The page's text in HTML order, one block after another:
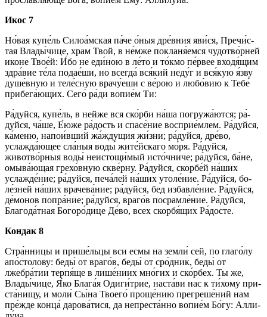
Икос 7
Но́вая ку­пе́ль Силоа́мская па́­че о́ныя дре́вния яви́­ся, Пре­чи́с­
тая Вла­ды́­чи­це, храм Твой, в не́м­же покланя́емся чудотво́рней
ико­не Тво­е́й: И́бо не еди́ною в ле́то и то́кмо пе́рвее входя́щим
здра́­вие те́­ла подае́ши, но всег­да́ вся́кий не­ду́г и вся́­кую я́зву
ду­ше́в­ную и теле́сную врачу́еши с ве́­рою и лю­бо́­вию к Те­бе́
при­бе­га́ю­щих. Се­го́ ра́­ди во­пи­е́м Ти:
Ра́­дуй­ся, ку­пе́ль, в ней­же вся ско́р­би на́­ша погружа́ются; ра́­
дуй­ся, ча́ше, Е́ю­же ра́­дость и спа­се́­ние восприе́млем. Ра́­дуй­ся,
ка́­ме­ню, напои́вший жа́ждущия жи́з­ни; ра́­дуй­ся, дре́­во,
услажда́ющее сла́ныя воды́ жите́йскаго мо́ря. Ра́­дуй­ся,
животво́рныя воды́ не­ис­то­щи́­мый ис­то́ч­ни­че; ра́­дуй­ся, ба́­не,
омы­ва́ю­щая грехо́вную скве́рну. Ра́­дуй­ся, скор­бе́й на́­ших
услаж­де́­ние; ра́­дуй­ся, пе­ча́­лей на́­ших утоле́ние. Ра́­дуй­ся, бо­
ле́з­ней на́­ших врачева́ние; ра́­дуй­ся, бед из­бав­ле́­ние. Ра́­дуй­ся,
де́монов попра́ние; ра́­дуй­ся, вра­го́в посрамле́ние. Ра́­дуй­ся,
Бла­го­да́т­ная Бо­го­ро́­ди­це Де́­во, всех скор­бя́­щих Ра́­дос­те.
Кондак 8
Стра́нницы и прише́льцы вси ес­мы на зем­ли́ сей, по глаго́лу
апо́столову: бе­ды́ от вра­го́в, бе­ды́ от сро́дник, бе­ды́ от
лжебра́тии тер­пя́­ще в лише́ниих мно́гих и ско́р­бех. Ты же,
Вла­ды́­чи­це, Я́ко Бла­га́я Одиги́трие, наста́ви нас к ти́­хо­му при­
ста́­ни­щу, и мо­ли́ Сы́­на Тво­его́ проще́нию пре­гре­ше́­ний нам
пре́ж­де кон­ца́ дарова́тися, да непреста́нно во­пи­е́м Бо́­гу: Алли­